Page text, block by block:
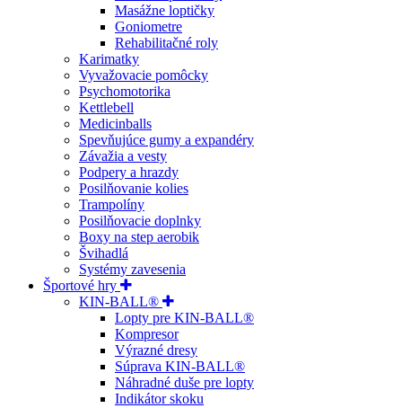
Masážne loptičky
Goniometre
Rehabilitačné roly
Karimatky
Vyvažovacie pomôcky
Psychomotorika
Kettlebell
Medicinballs
Spevňujúce gumy a expandéry
Závažia a vesty
Podpery a hrazdy
Posilňovanie kolies
Trampolíny
Posilňovacie doplnky
Boxy na step aerobik
Švihadlá
Systémy zavesenia
Športové hry
KIN-BALL®
Lopty pre KIN-BALL®
Kompresor
Výrazné dresy
Súprava KIN-BALL®
Náhradné duše pre lopty
Indikátor skoku